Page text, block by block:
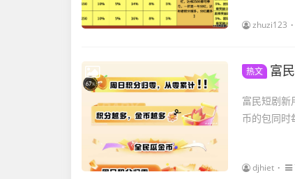
zhuzi123
热文 富
富民短剧新
币的包同时
djhiet